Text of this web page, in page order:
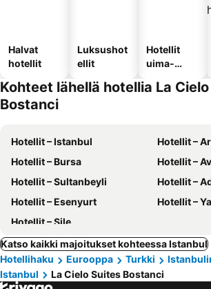
Halvat
hotellit
Luksushot
ellit
Hotellit
uima-
Kohteet lähellä hotellia La
Bostanci
Hotellit – Istanbul
Hotellit –
Hotellit – Bursa
Hotellit –
Hotellit – Sultanbeyli
Hotellit –
Hotellit – Esenyurt
Hotellit –
Hotellit – Şile
Katso kaikki majoitukset kohteessa Istanbul
Hotellihaku
Eurooppa Turkki
Istanbul
La Cielo Suites Bostanci